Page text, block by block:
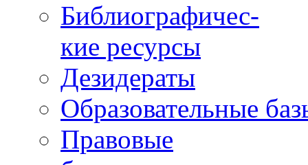
Библиографичес-
кие ресурсы
Дезидераты
Образовательные
Правовые